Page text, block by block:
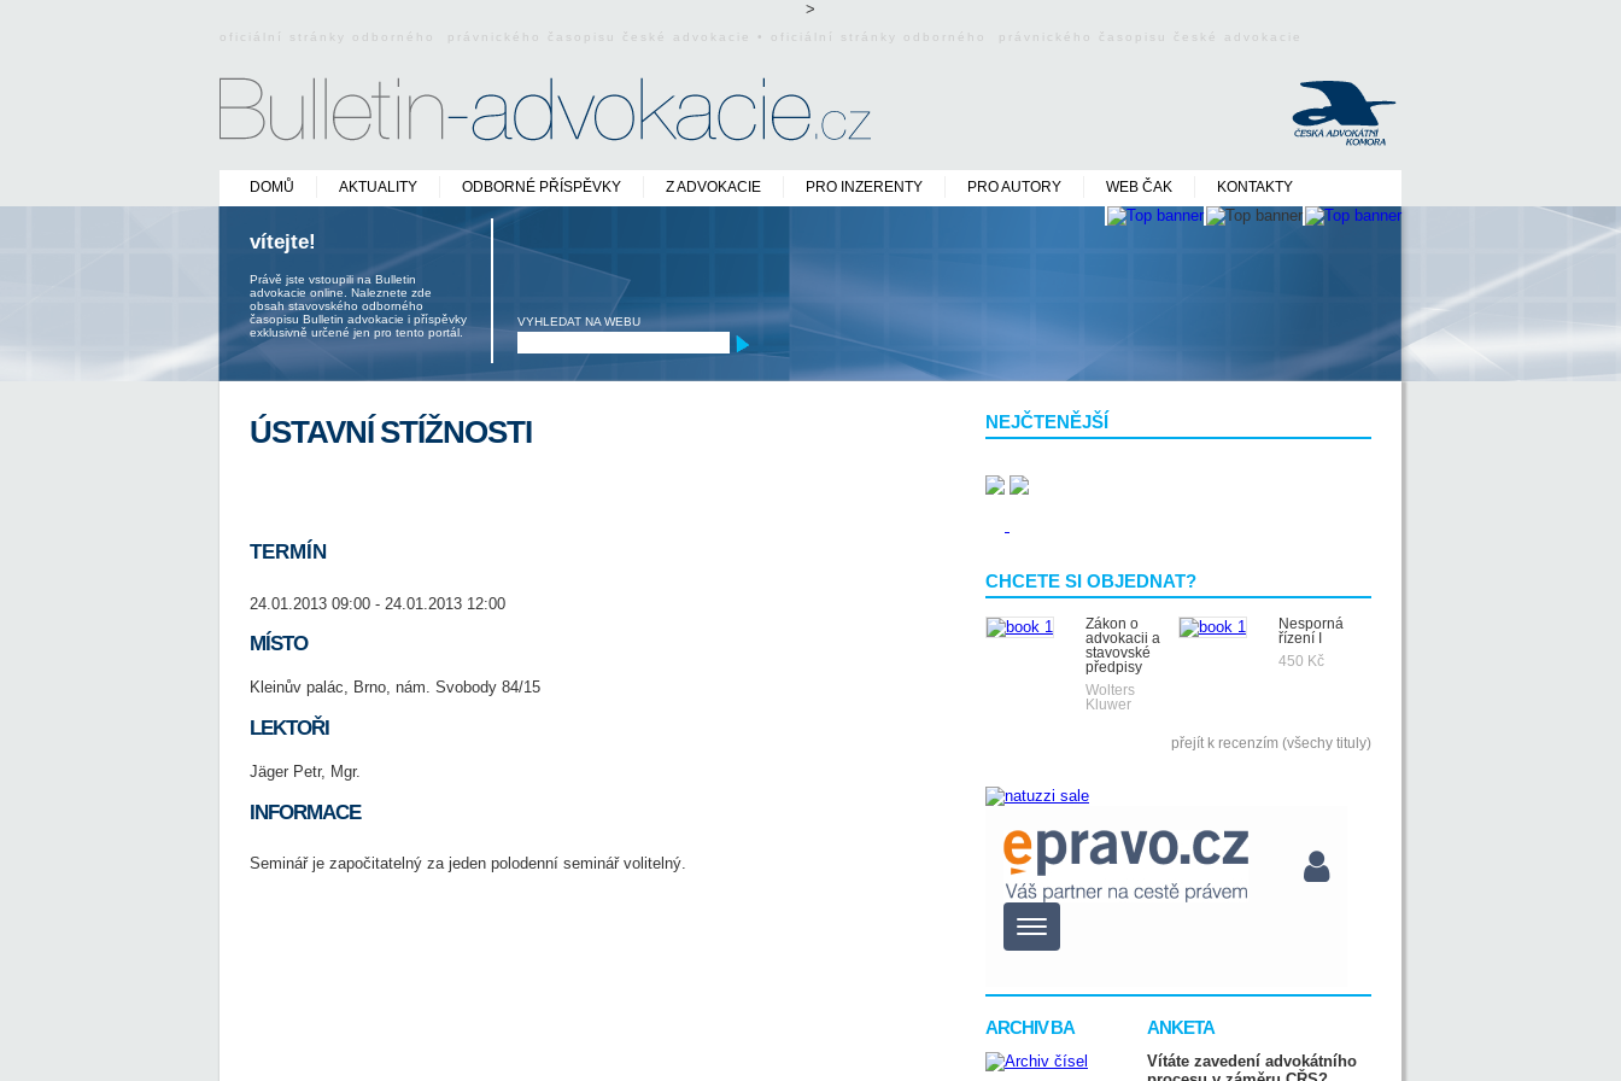
>
oficiální stránky odborného právnického časopisu české advokacie • oficiální stránky odborného právnického časopisu české advokacie
DOMŮ AKTUALITY ODBORNÉ PŘÍSPĚVKY Z ADVOKACIE PRO INZERENTY PRO AUTORY WEB ČAK KONTAKTY
vítejte!
Právě jste vstoupili na Bulletin
advokacie online. Naleznete zde
obsah stavovského odborného
časopisu Bulletin advokacie i příspěvky
exklusivně určené jen pro tento portál.
VYHLEDAT NA WEBU
NEJČTENĚJŠÍ
CHCETE SI OBJEDNAT?
Zákon o
advokacii a
stavovské
předpisy
Wolters
Kluwer
Nesporná
řízení I
450 Kč
přejít k recenzím (všechy tituly)
ARCHIV BA ANKETA
Vítáte zavedení advokátního
ÚSTAVNÍ STÍŽNOSTI
TERMÍN
24.01.2013 09:00 - 24.01.2013 12:00
MÍSTO
Kleinův palác, Brno, nám. Svobody 84/15
LEKTOŘI
Jäger Petr, Mgr.
INFORMACE
Seminář je započitatelný za jeden polodenní seminář volitelný.